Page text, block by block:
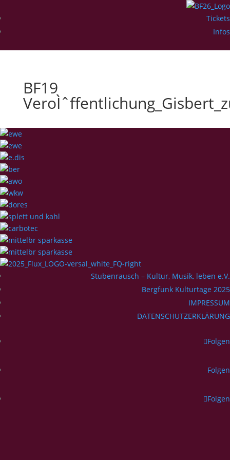
Tickets
Infos
BF19
Stubenrausch – Kultur, Musik, leben e.V.
Bergfunk Kulturtage 2025
IMPRESSUM
DATENSCHUTZERKLÄRUNG
Folgen
Folgen
Folgen